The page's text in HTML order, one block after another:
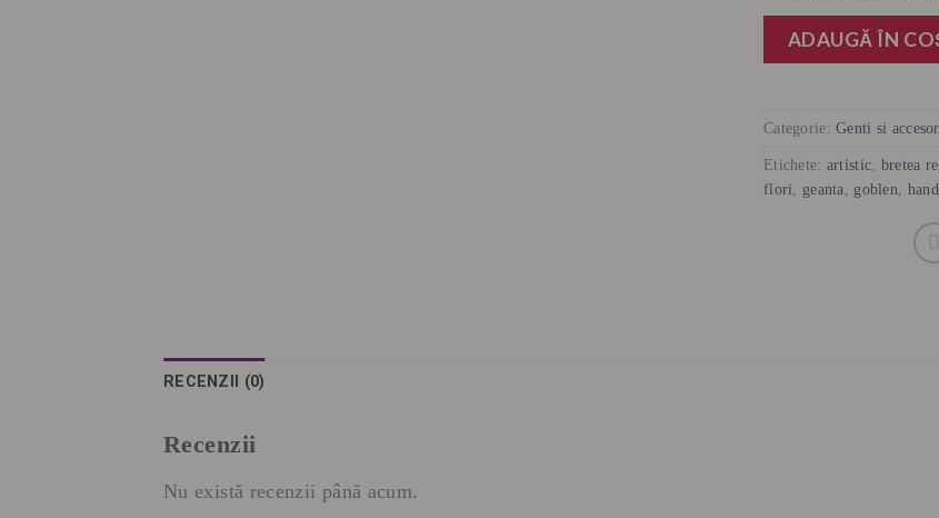
ADAUGĂ ÎN
Categorie:Genti si
Etichete: artistic bretea
flori
geanta goblen
RECENZII (0)
Recenzii
Nu există recenzii până acum.